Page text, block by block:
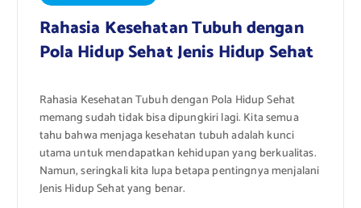
Rahasia Kesehatan Tubuh dengan
Pola Hidup Sehat Jenis Hidup Sehat
Rahasia Kesehatan Tubuh dengan Pola Hidup Sehat
memang sudah tidak bisa dipungkiri lagi. Kita semua
tahu bahwa menjaga kesehatan tubuh adalah kunci
utama untuk mendapatkan kehidupan yang berkualitas.
Namun, seringkali kita lupa betapa pentingnya menjalani
Jenis Hidup Sehat yang benar.